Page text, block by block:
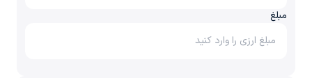
مبلغ